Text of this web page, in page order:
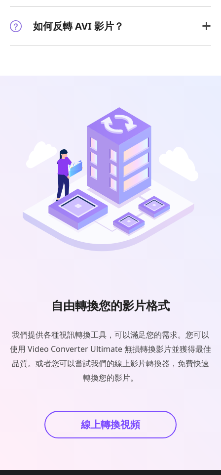
如何反轉 AVI 影片？
自由轉換您的影片格式
我們提供各種視訊轉換工具，可以滿足您的需求。您可以
使用 Video Converter Ultimate 無損轉換影片並獲得最佳
品質。或者您可以嘗試我們的線上影片轉換器，免費快速
轉換您的影片。
線上轉換視頻